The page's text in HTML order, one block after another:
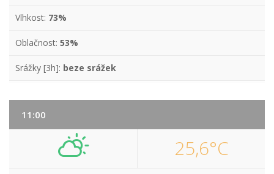
Vlhkost: 73%
Oblačnost: 53%
Srážky [3h]: beze srážek
11:00
25,6°C